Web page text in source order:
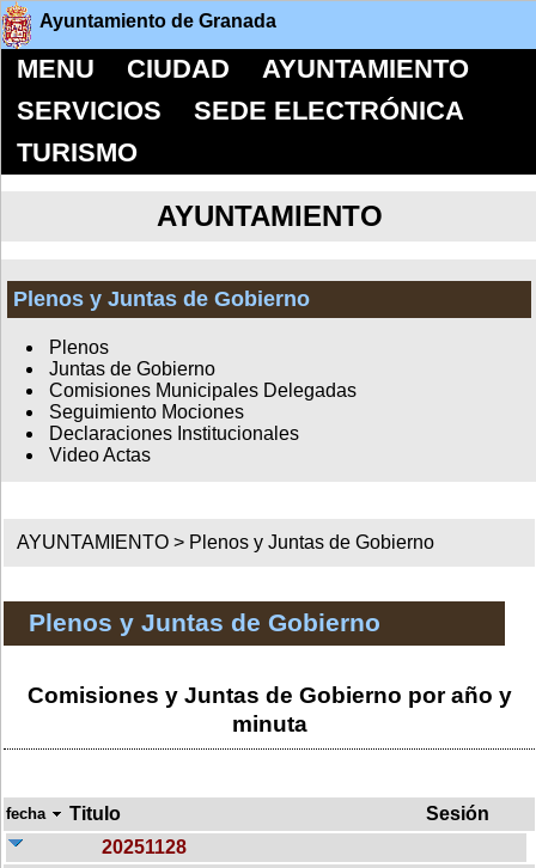
Ayuntamiento de Granada
MENU CIUDAD
AYUNTAMIENTO
SERVICIOS
SEDE ELECTRÓNICA
TURISMO
AYUNTAMIENTO
Plenos y Juntas de Gobierno
Plenos
Juntas de Gobierno
Comisiones Municipales Delegadas
Seguimiento Mociones
Declaraciones Institucionales
Video Actas
AYUNTAMIENTO > Plenos y Juntas de Gobierno
Plenos y Juntas de Gobierno
Comisiones y Juntas de Gobierno por año y
minuta
fecha Titulo
Sesión
20251128